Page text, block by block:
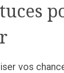
vos